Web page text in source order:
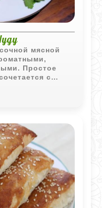
мясной
Простое
с
и луком.